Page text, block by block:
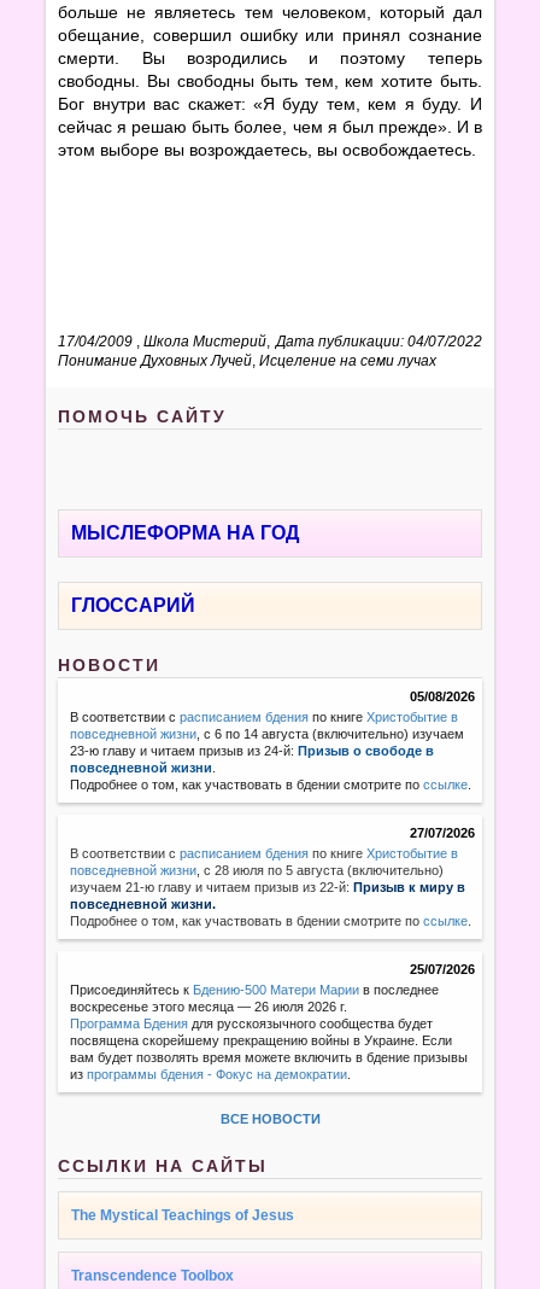
больше не являетесь тем человеком, который дал
обещание, совершил ошибку или принял сознание
смерти. Вы возродились и поэтому теперь
свободны. Вы свободны быть тем, кем хотите быть.
Бог внутри вас скажет: «Я буду тем, кем я буду. И
сейчас я решаю быть более, чем я был прежде». И в
этом выборе вы возрождаетесь, вы освобождаетесь.
17/04/2009 Дата публикации: 04/07/2022
,Школа Мистерий
Понимание Духовных Лучей ,Исцеление на семи лучах
ПОМОЧЬ САЙТУ
МЫСЛЕФОРМА НА ГОД
ГЛОССАРИЙ
НОВОСТИ
05/08/2026
В соответствии срасписанием бдения по книгеХристобытие в
повседневной жизни , с 6 по 14 августа (включительно) изучаем
23-ю главу и читаем призыв из 24-й:Призыв о свободе в
повседневной жизни
Подробнее о том, как участвовать в бдении смотрите поссылке
27/07/2026
В соответствии с расписанием бдения по книгеХристобытие в
повседневной жизни с 28 июля по 5 августа (включительно)
изучаем 21-ю главу и читаем призыв из 22-й:Призыв к миру в
повседневной жизни.
Подробнее о том, как участвовать в бдении смотрите поссылке
25/07/2026
Присоединяйтесь к Бдению-500 Матери Марии в последнее
воскресенье этого месяца — 26 июля 2026 г.
Программа Бдения для русскоязычного сообщества будет
посвящена скорейшему прекращению войны в Украине. Если
вам будет позволять время можете включить в бдение призывы
изпрограммы бдения - Фокус на демократии
ВСЕ НОВОСТИ
ССЫЛКИ НА САЙТЫ
The Mystical Teachings of Jesus
Transcendence Toolbox